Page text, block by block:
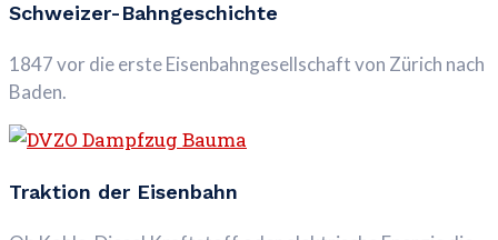
Schweizer-Bahngeschichte
1847 vor die erste Eisenbahngesellschaft von Zürich nach
Baden.
Traktion der Eisenbahn